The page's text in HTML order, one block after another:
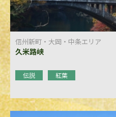
信州新町・大岡・中条エリア
久米路峡
伝説 紅葉